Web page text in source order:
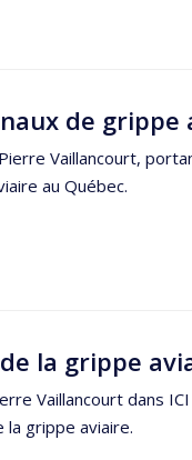
de grippe
Vaillancourt,
au Québec.
la grippe
Vaillancourt dans
grippe aviaire.